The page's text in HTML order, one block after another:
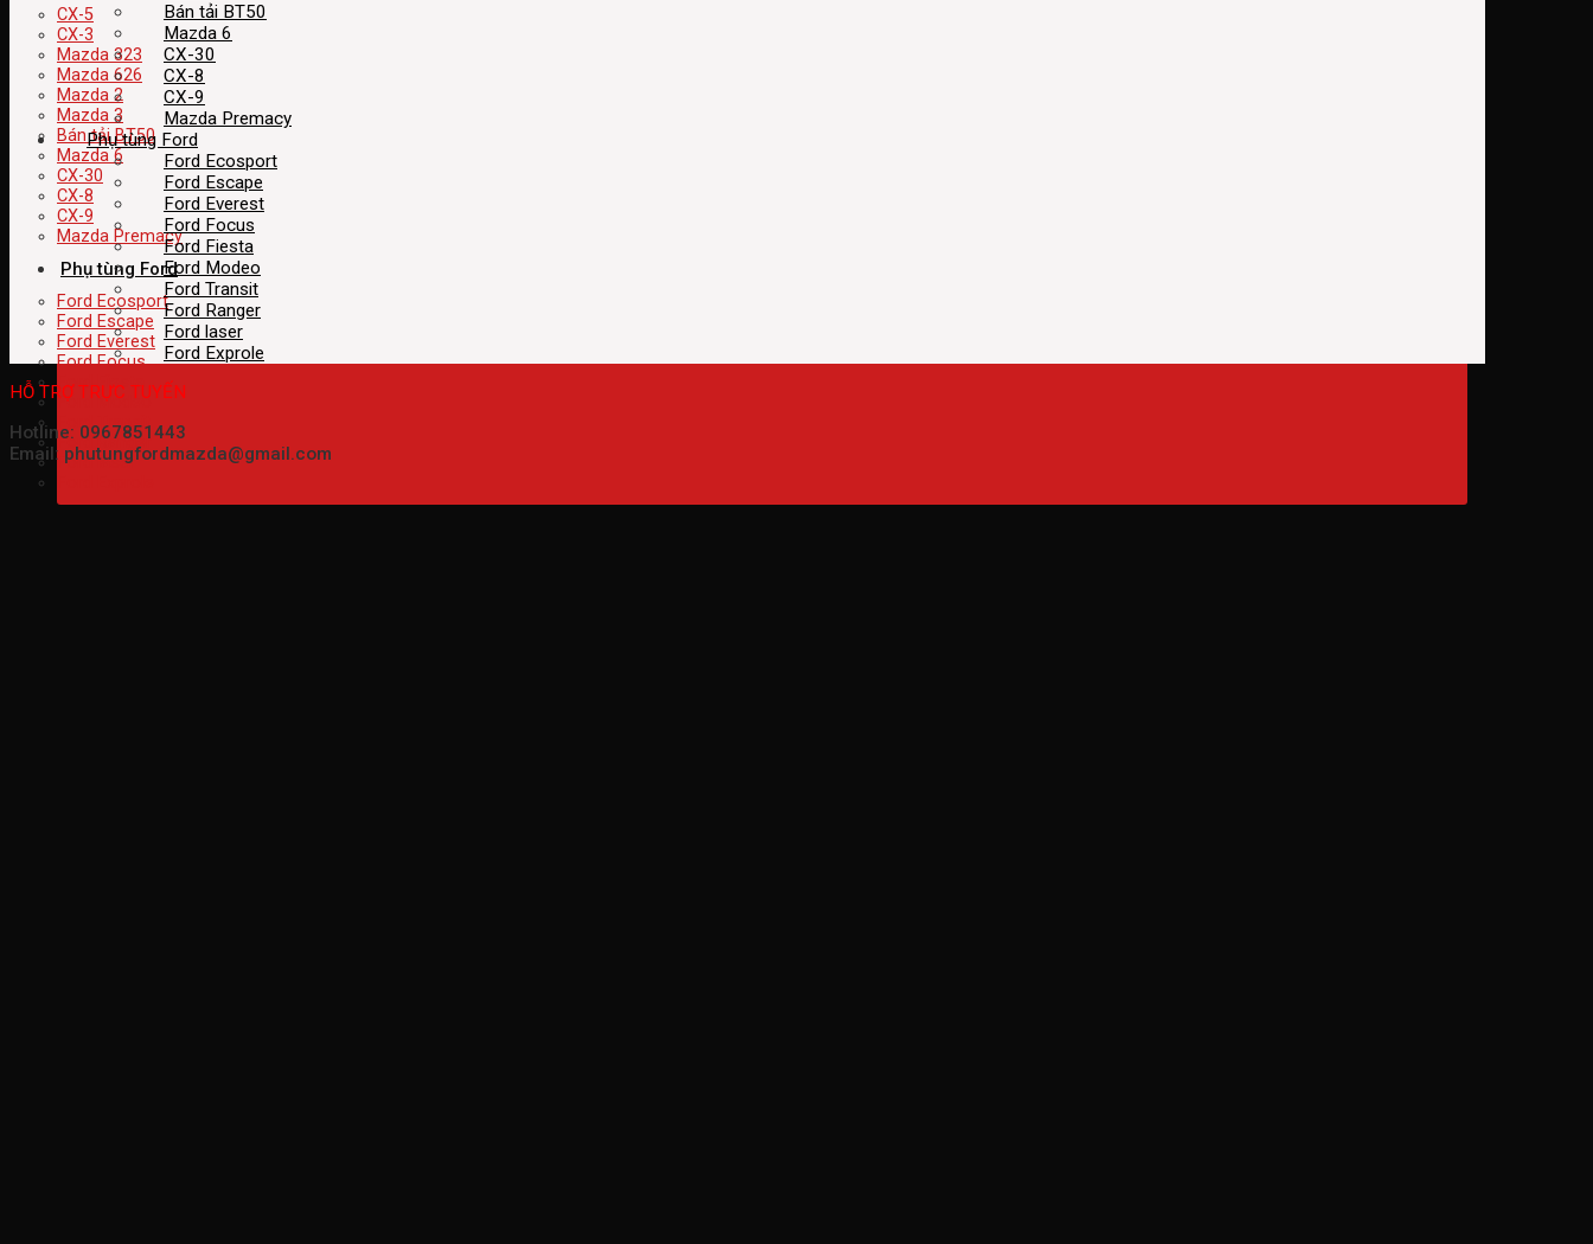
CX-5
CX-3
Mazda 323
Mazda 626
Mazda 2
Mazda 3
Bán tải BT50
Mazda 6
CX-30
CX-8
CX-9
Mazda Premacy
Phụ tùng Ford
Ford Ecosport
Ford Escape
Ford Everest
Ford Focus
Ford Fiesta
Ford Modeo
Ford Transit
Ford Ranger
Ford laser
Bán tải BT50
Mazda 6
CX-30
CX-8
CX-9
Mazda Premacy
Phụ tùng Ford
Ford Ecosport
Ford Escape
Ford Everest
Ford Focus
Ford Fiesta
Ford Modeo
Ford Transit
Ford Ranger
Ford laser
Ford Exprole
HỖ TRỢ TRỰC TUYẾN
Hotline: 0967851443
Email: phutungfordmazda@gmail.com